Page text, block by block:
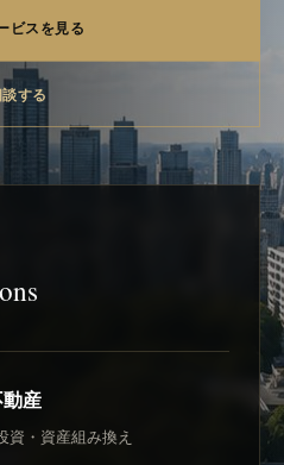
ビスを見る
する
産
資・資産組み換え